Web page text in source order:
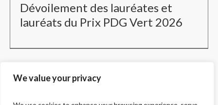
We value your privacy
Dévoilement des lauréates et
lauréats du Prix PDG Vert 2026